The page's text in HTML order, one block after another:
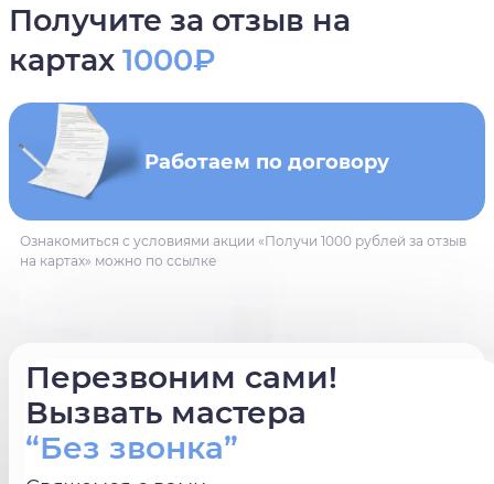
Перезвоним сами!
Вызвать мастера
“Без звонка”
Получите за отзыв на
картах 1000₽
Работаем по договору
Ознакомиться с условиями акции «Получи 1000 рублей за отзыв
на картах» можно по ссылке